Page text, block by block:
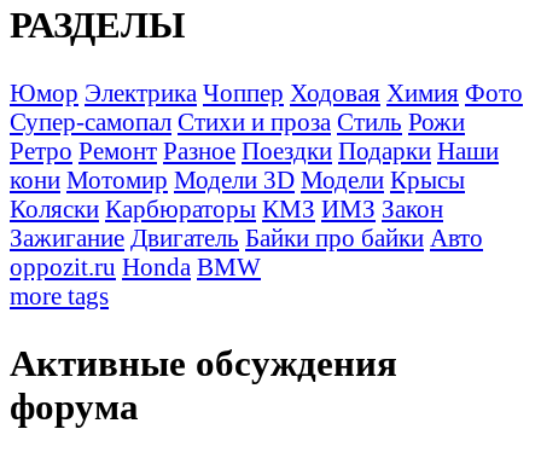
РАЗДЕЛЫ
Юмор Электрика Чоппер Ходовая Химия Фото
Супер-самопал Стихи и проза Стиль Рожи
Ретро Ремонт Разное Поездки Подарки Наши
кони Мотомир Модели 3D Модели Крысы
Коляски Карбюраторы КМЗ ИМЗ Закон
Зажигание Двигатель Байки про байки Авто
oppozit.ru Honda BMW
more tags
Активные обсуждения
форума